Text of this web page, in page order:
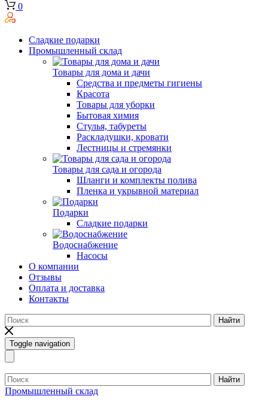
0
Сладкие подарки
Промышленный склад
Товары для дома и дачи
Средства и предметы гигиены
Красота
Товары для уборки
Бытовая химия
Стулья, табуреты
Раскладушки, кровати
Лестницы и стремянки
Товары для сада и огорода
Шланги и комплекты полива
Пленка и укрывной материал
Подарки
Cладкие подарки
Водоснабжение
Насосы
О компании
Отзывы
Оплата и доставка
Контакты
Найти
Toggle navigation
Найти
Промышленный склад